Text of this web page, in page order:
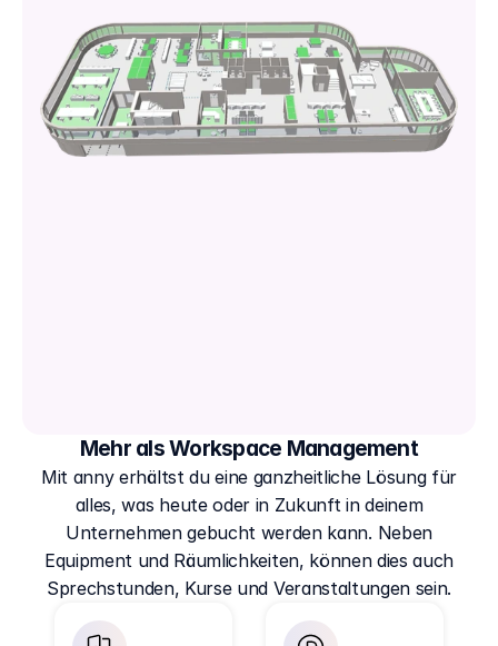
Mehr als Workspace Management
Mit anny erhältst du eine ganzheitliche Lösung für
alles, was heute oder in Zukunft in deinem
Unternehmen gebucht werden kann. Neben
Equipment und Räumlichkeiten, können dies auch
Sprechstunden, Kurse und Veranstaltungen sein.